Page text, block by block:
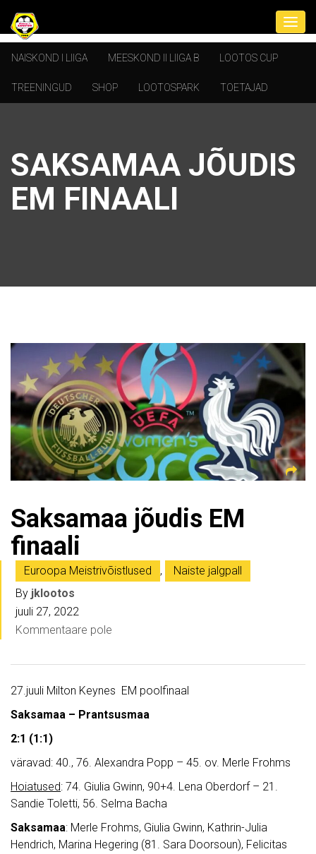
NAISKOND I LIIGA MEESKOND II LIIGA B LOOTOS CUP
TREENINGUD SHOP LOOTOSPARK TOETAJAD
SAKSAMAA JÕUDIS
EM FINAALI
Saksamaa jõudis EM
finaali
Euroopa Meistrivõistlused ,
Naiste jalgpall
By jklootos
juuli 27, 2022
Kommentaare pole
27.juuli Milton Keynes EM poolfinaal
Saksamaa – Prantsusmaa
2:1 (1:1)
väravad: 40., 76. Alexandra Popp – 45. ov. Merle Frohms
Hoiatused: 74. Giulia Gwinn, 90+4. Lena Oberdorf – 21.
Sandie Toletti, 56. Selma Bacha
Saksamaa: Merle Frohms, Giulia Gwinn, Kathrin-Julia
Hendrich, Marina Hegering (81. Sara Doorsoun), Felicitas